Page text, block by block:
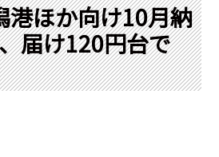
English Website
瑞姆亜太能源諮問(北京)
Rim Energy Media(韓国語)
港ほか向け10月納
届け120円台で